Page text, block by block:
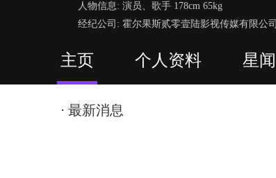
人物信息: 演员、歌手 178cm 65kg
经纪公司: 霍尔果斯贰零壹陆影视传媒有限公司
主页 个人资料 星闻
⋅ 最新消息